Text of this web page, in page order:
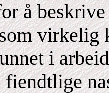
å
virkelig
i